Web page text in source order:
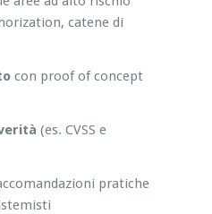
catene di
con proof of concept
(es. CVSS e
pratiche